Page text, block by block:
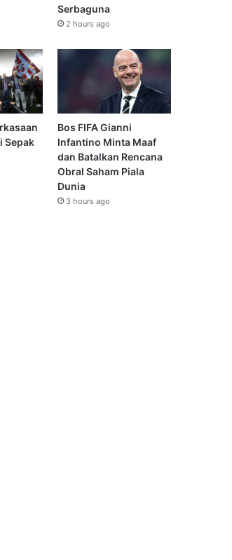
Serbaguna
2 hours ago
Sepak
Bos FIFA Gianni
Infantino Minta Maaf
dan Batalkan Rencana
Obral Saham Piala
Dunia
3 hours ago